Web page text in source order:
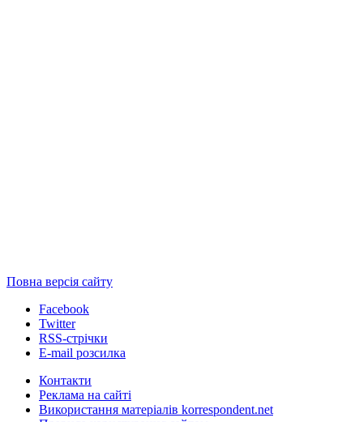
Повна версія сайту
Facebook
Twitter
RSS-стрічки
E-mail розсилка
Контакти
Реклама на сайті
Використання матеріалів korrespondent.net